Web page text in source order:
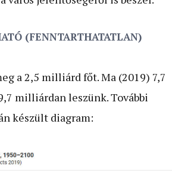
(FENNTARTHATATLAN)
a 2,5 milliárd főt. Ma (2019) 7,7
milliárdan leszünk. További
készült diagram: